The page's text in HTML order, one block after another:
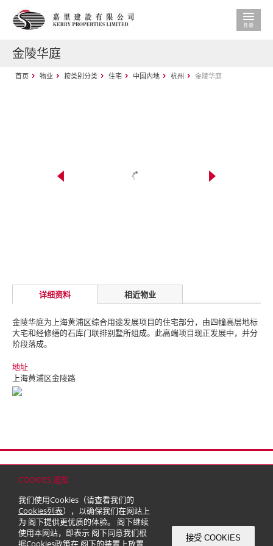
COOKIES 通知
我们使用Cookies（请查看我们的
Cookies列表），以确保我们在网站上
为 阁下提供更优质的体验。 阁下继续
使用本网站，即表示 阁下同意我们根
据Cookies政策在 阁下的装置上放置
接受 COOKIES
金陵华庭
首页 物业 按类别分类 住宅 中国内地 杭州 金陵华庭
详细资料 相近物业
金陵华庭为上海黄浦区综合用途发展项目的住宅部分，由四幢高层地标
大宅和经修缮的石库门联排别墅所组成。此高端项目现正发展中，并分
阶段落成。
地址
上海黄浦区金陵路
© 2026 嘉里建设有限公司 (于百慕达注册成立之有限公司)